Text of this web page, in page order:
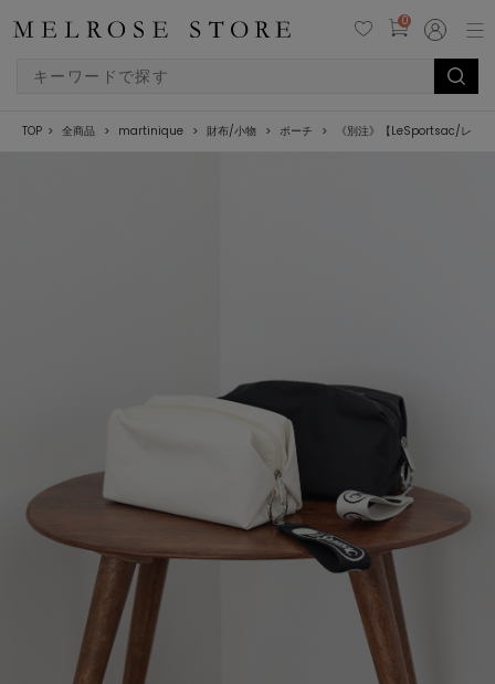
0
TOP 全商品 martinique 財布/小物 ポーチ 《別注》【LeSportsac/レス